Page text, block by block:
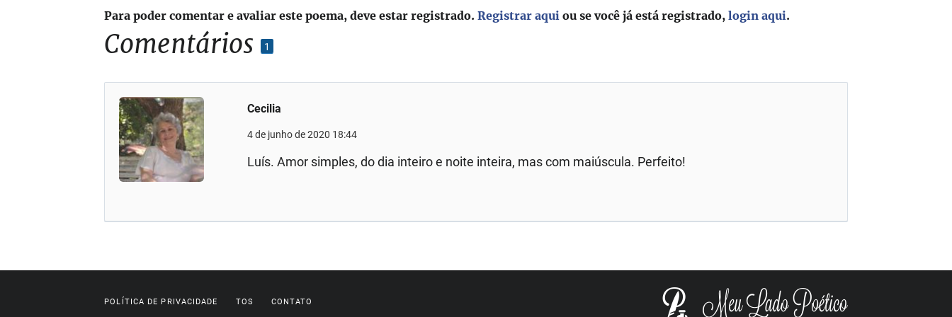
Comentários 1
Cecilia
4 de junho de 2020 18:44
Luís. Amor simples, do dia inteiro e noite inteira, mas com maiúscula. Perfeito!
Para poder comentar e avaliar este poema, deve estar registrado.Registrar aqui ou se você já está registrado,login aqui.
POLÍTICA DE PRIVACIDADE TOS CONTATO